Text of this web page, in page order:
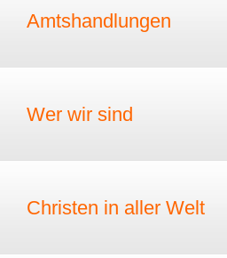
Amtshandlungen
Wer wir sind
Christen in aller Welt